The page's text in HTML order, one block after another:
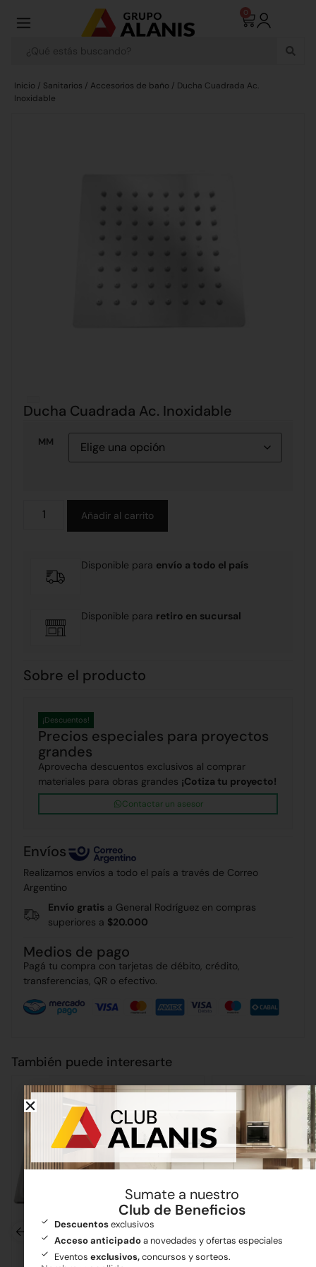
0
Inicio / Sanitarios / Accesorios de baño / Ducha Cuadrada Ac.
Inoxidable
Ducha Cuadrada Ac. Inoxidable
MM
Añadir al carrito
Disponible para envío a todo el país
Disponible para retiro en sucursal
Sobre el producto
Precios especiales para proyectos
grandes
¡Descuentos!
Aprovecha descuentos exclusivos al comprar
materiales para obras grandes ¡Cotiza tu proyecto!
Contactar un asesor
Envíos
Realizamos envíos a todo el país a través de Correo
Argentino
Envío gratis a General Rodríguez en compras
superiores a $20.000
Medios de pago
Pagá tu compra con tarjetas de débito, crédito,
transferencias, QR o efectivo.
También puede interesarte
Sumate a nuestro
Club de Beneficios
Descuentosexclusivos
Acceso anticipadoa novedades y ofertas especiales
Eventos exclusivos,concursos y sorteos.